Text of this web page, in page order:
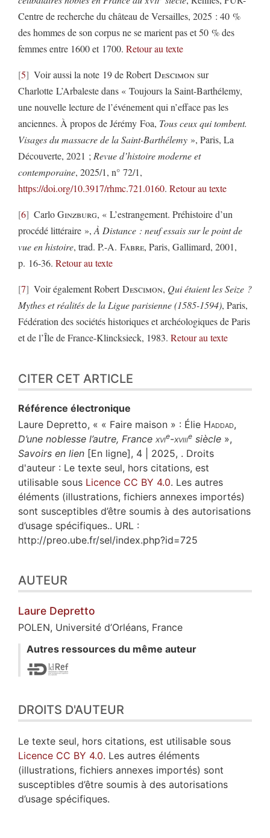
Centre de recherche du château de Versailles, 2025 : 40 %
des hommes de son corpus ne se marient pas et 50 % des
femmes entre 1600 et 1700. Retour au texte
5 Voir aussi la note 19 de RobertDescimonsur
Charlotte L’Arbaleste dans « Toujours la Saint-Barthélemy,
une nouvelle lecture de l’événement qui n’efface pas les
anciennes. À propos de Jérémy Foa, Tous ceux qui tombent.
Visages du massacre de la Saint-Barthélemy », Paris, La
Découverte, 2021 ; Revue d’histoire moderne et
contemporaine, 2025/1, n° 72/1,
https://doi.org/10.3917/rhmc.721.0160. Retour au texte
6 CarloGinzburg, « L’estrangement. Préhistoire d’un
procédé littéraire », À Distance : neuf essais sur le point de
vue en histoire, trad. P.-A. Fabre, Paris, Gallimard, 2001,
p. 16-36. Retour au texte
7 Voir également RobertDescimon, Qui étaient les Seize ?
Mythes et réalités de la Ligue parisienne (1585-1594), Paris,
Fédération des sociétés historiques et archéologiques de Paris
et de l’Île de France-Klincksieck, 1983. Retour au texte
CITER CET ARTICLE
Référence électronique
Laure Depretto, « « Faire maison » : Élie Haddad,
D’une noblesse l’autre, France xvie-xviiie siècle »,
Savoirs en lien [En ligne], 4 | 2025, . Droits
d'auteur : Le texte seul, hors citations, est
utilisable sous Licence CC BY 4.0. Les autres
éléments (illustrations, fichiers annexes importés)
sont susceptibles d’être soumis à des autorisations
d’usage spécifiques.. URL :
http://preo.ube.fr/sel/index.php?id=725
AUTEUR
Laure Depretto
POLEN, Université d’Orléans, France
Autres ressources du même auteur
DROITS D'AUTEUR
Le texte seul, hors citations, est utilisable sous
Licence CC BY 4.0. Les autres éléments
(illustrations, fichiers annexes importés) sont
susceptibles d’être soumis à des autorisations
d’usage spécifiques.